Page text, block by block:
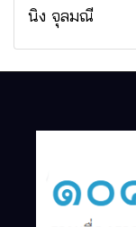
นิง จุลมณี